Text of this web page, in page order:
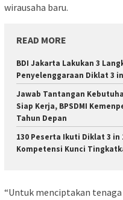
wirausaha baru.
READ MORE
BDI Jakarta Lakukan 3
Penyelenggaraan Diklat 3
Jawab Tantangan
Siap Kerja, BPSDMI
Tahun Depan
130 Peserta Ikuti Diklat 3
Kompetensi Kunci
“Untuk menciptakan